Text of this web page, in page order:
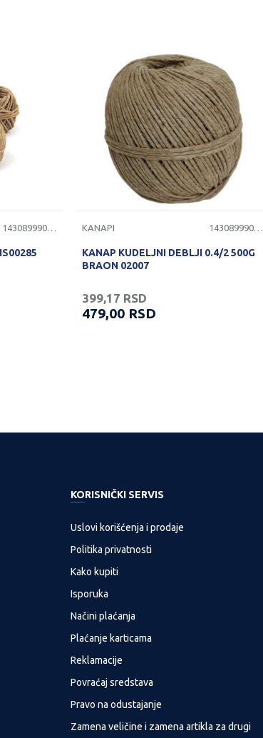
1430899900041 KANAPI 1430899900051
KANAP KUDELJNI DEBLJI 0.4/2 500G
BRAON 02007
399,17 RSD
479,00 RSD
KORISNIČKI SERVIS
Uslovi korišćenja i prodaje
Politika privatnosti
Kako kupiti
Isporuka
Načini plaćanja
Plaćanje karticama
Reklamacije
Povraćaj sredstava
Pravo na odustajanje
Zamena veličine i zamena artikla za drugi